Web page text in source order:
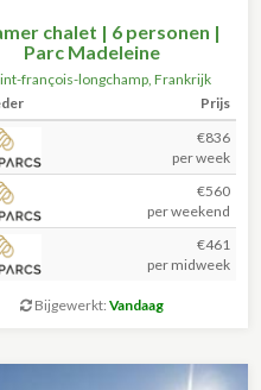
chalet | 6 personen |
Parc Madeleine
françois-longchamp,Frankrijk
Prijs
€836
per week
€560
per weekend
€461
per midweek
Bijgewerkt:Vandaag